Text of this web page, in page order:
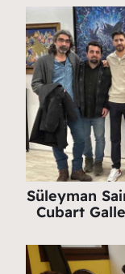
Süleyman
Cubart